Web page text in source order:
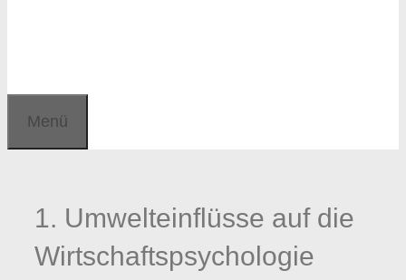
Menü
1. Umwelteinflüsse auf die
Wirtschaftspsychologie